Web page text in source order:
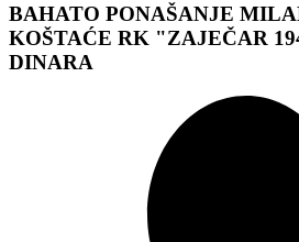
BAHATO PONAŠANJE
KOŠTAĆE RK "ZAJEČAR
DINARA